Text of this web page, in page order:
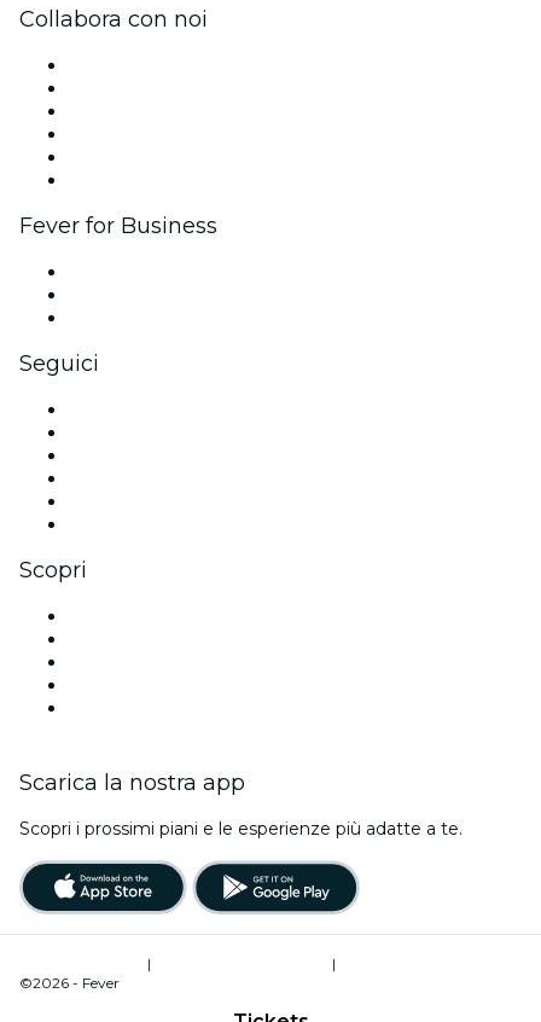
Collabora con noi
Fever for Business
Seguici
Scopri
Scarica la nostra app
Scopri i prossimi piani e le esperienze più adatte a te.
| |
©2026 - Fever